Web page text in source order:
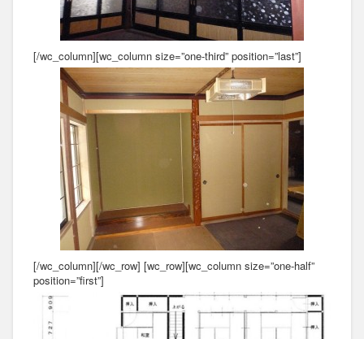
[/wc_column][wc_column size=”one-third” position=”last”]
[/wc_column][/wc_row] [wc_row][wc_column size=”one-half”
position=”first”]